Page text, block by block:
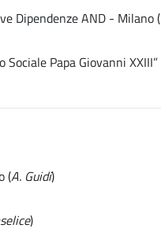
Dipendenze AND - Milano (
Papa Giovanni
(A. Guidi)
)